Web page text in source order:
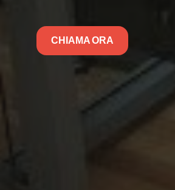
CHIAMA ORA